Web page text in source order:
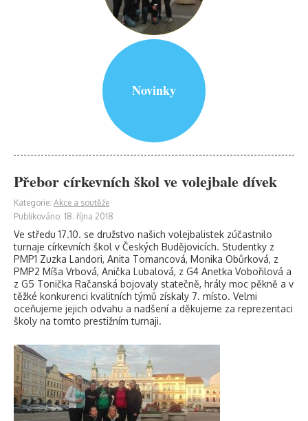
Novinky
Přebor církevních škol ve volejbale dívek
Kategorie: Akce a soutěže
Publikováno: 18. října 2018
Ve středu 17.10. se družstvo našich volejbalistek zúčastnilo
turnaje církevních škol v Českých Budějovicích. Studentky z
PMP1 Zuzka Landori, Anita Tomancová, Monika Obůrková, z
PMP2 Míša Vrbová, Anička Lubalová, z G4 Anetka Vobořilová a
z G5 Tonička Račanská bojovaly statečně, hrály moc pěkně a v
těžké konkurenci kvalitních týmů získaly 7. místo. Velmi
oceňujeme jejich odvahu a nadšení a děkujeme za reprezentaci
školy na tomto prestižním turnaji.